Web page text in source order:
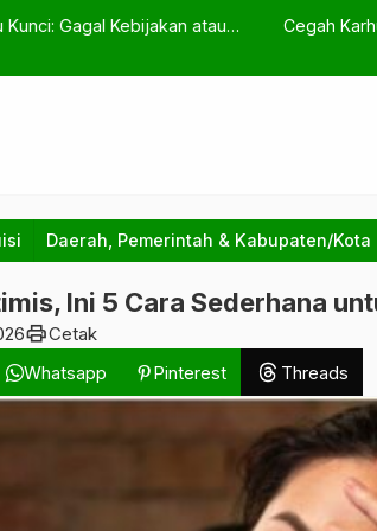
Polsek Gunung Agung Gencarkan Patroli
Daerah, Pemerintah & Kabupaten/Kota
Ini 5 Cara Sederhana
printCetak
Whatsapp Pinterest Threads